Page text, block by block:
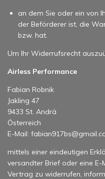
an dem Sie oder ein von
der Beförderer ist, die
bzw. hat.
Um Ihr Widerrufsrecht
Airless Performance
Fabian Robnik
Jakling 47
9433 St. Andrä
Österreich
E-Mail:
mittels einer eindeutigen
versandter Brief oder eine E-
Vertrag zu widerrufen,